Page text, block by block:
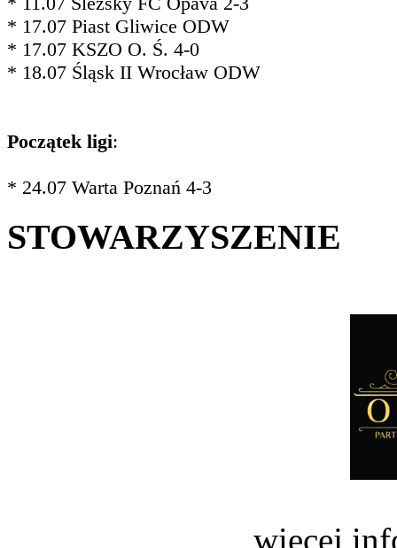
* 17.07 Piast Gliwice ODW
* 17.07 KSZO O. Ś. 4-0
* 18.07 Śląsk II Wrocław ODW
Początek ligi:
* 24.07 Warta Poznań 4-3
STOWARZYSZENIE
więcej